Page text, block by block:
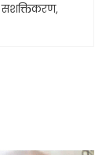
सशक्तिकरण,